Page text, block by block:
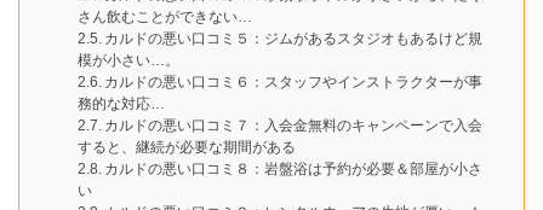
さん飲むことができない…
カルドの悪い口コミ５：ジムがあるスタジオもあるけど規
模が小さい…。
カルドの悪い口コミ６：スタッフやインストラクターが事
務的な対応…
カルドの悪い口コミ７：入会金無料のキャンペーンで入会
すると、継続が必要な期間がある
カルドの悪い口コミ８：岩盤浴は予約が必要＆部屋が小さ
い